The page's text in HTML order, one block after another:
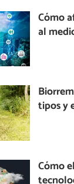
Cómo
al
tipos y
Cómo